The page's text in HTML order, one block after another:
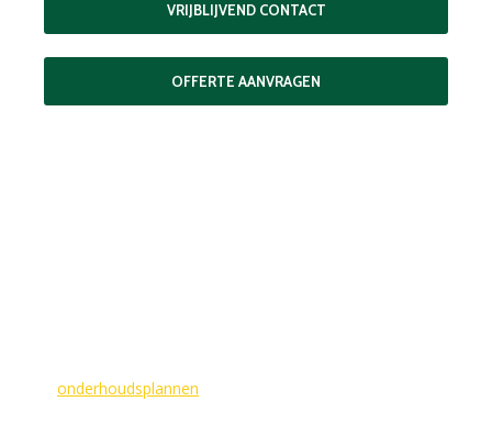
VRIJBLIJVEND CONTACT
OFFERTE AANVRAGEN
onderhoudsplannen